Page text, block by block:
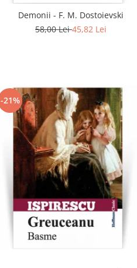
Demonii - F. M. Dostoievski
58,00 Lei45,82 Lei
-21%